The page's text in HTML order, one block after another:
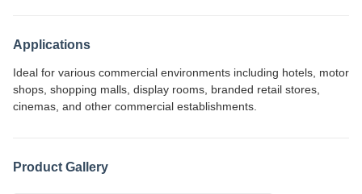
Applications
Ideal for various commercial environments including hotels, motor
shops, shopping malls, display rooms, branded retail stores,
cinemas, and other commercial establishments.
Product Gallery